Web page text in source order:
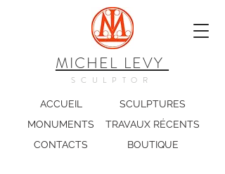
MICHEL LEVY
SCULPTOR
ACCUEIL
SCULPTURES
MONUMENTS
TRAVAUX RÉCENTS
CONTACTS
BOUTIQUE